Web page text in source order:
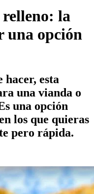
la
una opción
esta
una vianda o
una opción
los que quieras
pero rápida.